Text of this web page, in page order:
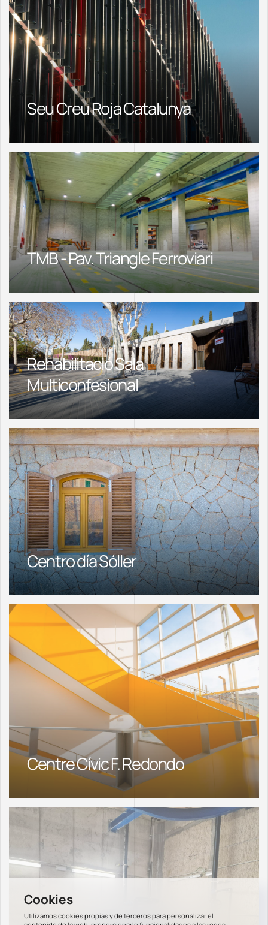
Seu Creu Roja Catalunya
TMB - Pav. Triangle Ferroviari
Rehabilitació Sala
Multiconfesional
Centro día Sóller
Centre Cívic F. Redondo
Utilizamos cookies propias y de terceros para personalizar el